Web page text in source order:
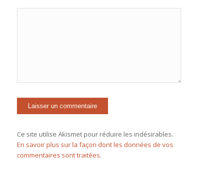
Ce site utilise Akismet pour réduire les indésirables.
En savoir plus sur la façon dont les données de vos
commentaires sont traitées.